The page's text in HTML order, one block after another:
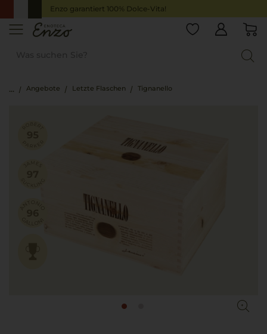
Enzo garantiert 100% Dolce-Vita!
Angebote Letzte Flaschen Tignanello